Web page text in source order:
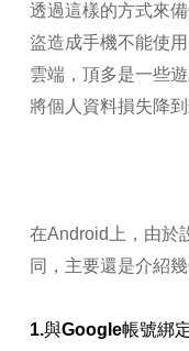
透過這樣的方式來
盜造成手機不能使
雲端，頂多是一些
將個人資料損失降到
在Android上，由於
同，主要還是介紹幾
1.與Google帳號綁